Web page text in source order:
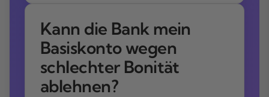
Kann die Bank mein
Basiskonto wegen
schlechter Bonität
ablehnen?